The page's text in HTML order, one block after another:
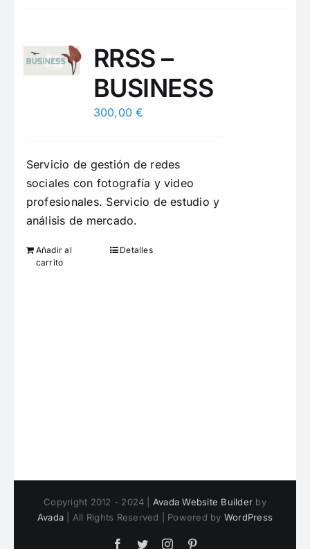
RRSS –
BUSINESS
300,00€
Servicio de gestión de redes
sociales con fotografía y video
profesionales. Servicio de estudio y
análisis de mercado.
Añadir al
carrito
Detalles
Copyright 2012 - 2024 | Avada Website Builder by
Avada | All Rights Reserved | Powered by WordPress
Facebook
TwitterInstagram